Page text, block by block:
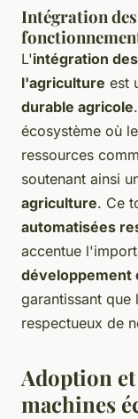
Intégration
L'intégration
l'agriculture est
durable agricole
écosystème où
ressources
soutenant ainsi
agriculture. Ce
automatisées
accentue
développement
garantissant
respectueux de
Adoption
machines